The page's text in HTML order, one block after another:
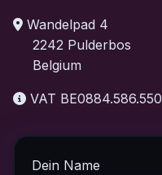
Wandelpad 4
2242 Pulderbos
Belgium
VAT BE0884.586.550
Dein Name